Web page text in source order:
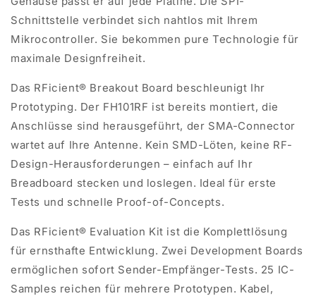
Schnittstelle verbindet sich nahtlos mit Ihrem
Mikrocontroller. Sie bekommen pure Technologie für
maximale Designfreiheit.
Das RFicient® Breakout Board beschleunigt Ihr
Prototyping. Der FH101RF ist bereits montiert, die
Anschlüsse sind herausgeführt, der SMA-Connector
wartet auf Ihre Antenne. Kein SMD-Löten, keine RF-
Design-Herausforderungen – einfach auf Ihr
Breadboard stecken und loslegen. Ideal für erste
Tests und schnelle Proof-of-Concepts.
Das RFicient® Evaluation Kit ist die Komplettlösung
für ernsthafte Entwicklung. Zwei Development Boards
ermöglichen sofort Sender-Empfänger-Tests. 25 IC-
Samples reichen für mehrere Prototypen. Kabel,